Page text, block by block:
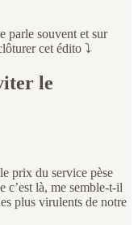
parle souvent et sur
cet édito ⤵️
le
prix du service pèse
c’est là, me semble-t-il
plus virulents de notre